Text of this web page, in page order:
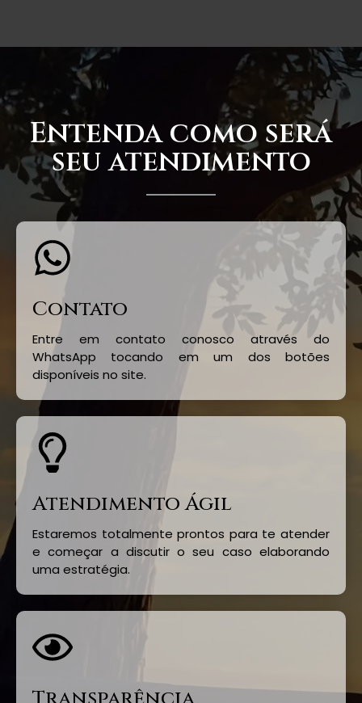
Entenda como será
seu atendimento
Contato
Entre em contato conosco através do
WhatsApp tocando em um dos botões
disponíveis no site.
Atendimento Ágil
Estaremos totalmente prontos para te atender
e começar a discutir o seu caso elaborando
uma estratégia.